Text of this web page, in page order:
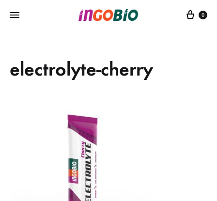
0
electrolyte-cherry